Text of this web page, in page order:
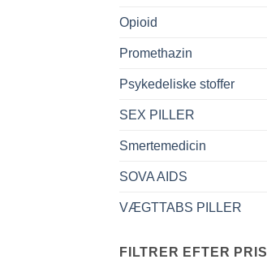
Opioid
Promethazin
Psykedeliske stoffer
SEX PILLER
Smertemedicin
SOVA AIDS
VÆGTTABS PILLER
FILTRER EFTER PRIS